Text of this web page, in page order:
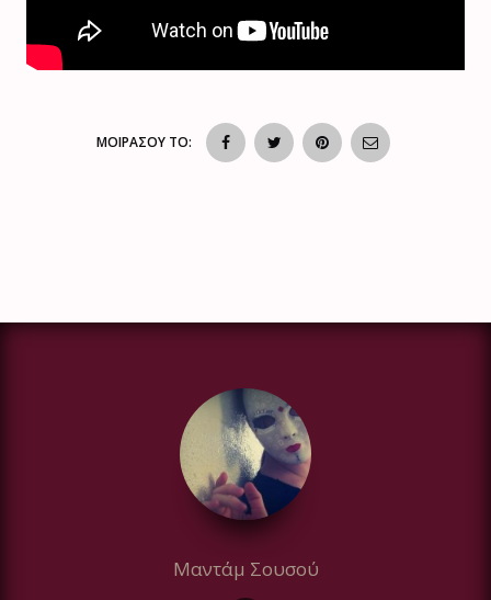
ΜΟΙΡΑΣΟΥ ΤΟ:
Μαντάμ Σουσού